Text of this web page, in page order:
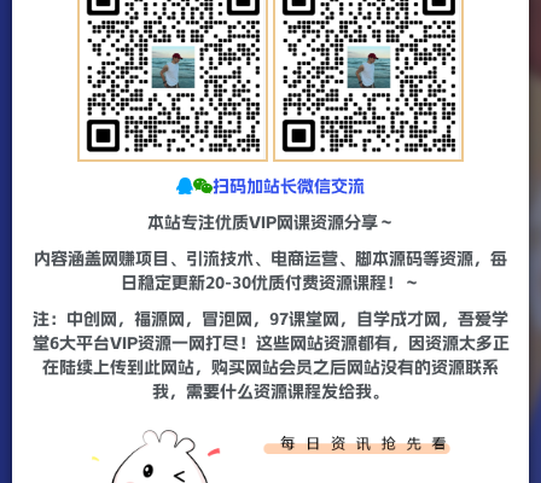
扫码加站长微信交流
本站专注优质VIP网课资源分享～
内容涵盖网赚项目、引流技术、电商运营、脚本源码等资源，每
日稳定更新20-30优质付费资源课程！～
注：中创网，福源网，冒泡网，97课堂网，自学成才网，吾爱学
堂6大平台VIP资源一网打尽！这些网站资源都有，因资源太多正
在陆续上传到此网站，购买网站会员之后网站没有的资源联系
我，需要什么资源课程发给我。